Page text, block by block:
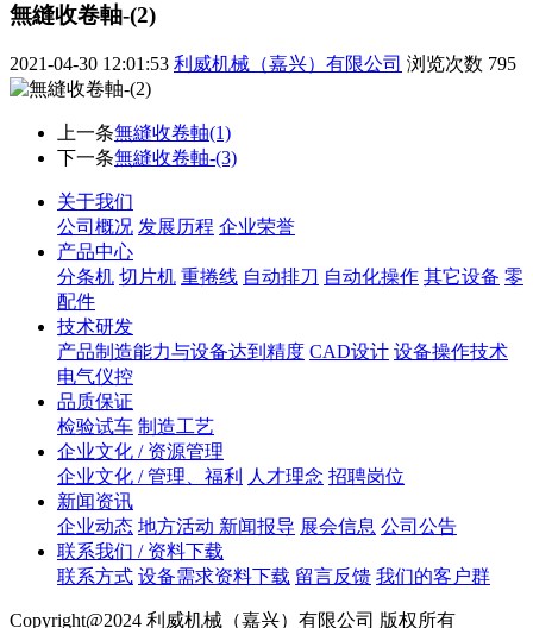
無縫收卷軸-(2)
2021-04-30 12:01:53 利威机械（嘉兴）有限公司 浏览次数 795
上一条無縫收卷軸(1)
下一条無縫收卷軸-(3)
关于我们
公司概况 发展历程 企业荣誉
产品中心
分条机 切片机 重捲线 自动排刀 自动化操作 其它设备 零
配件
技术研发
产品制造能力与设备达到精度 CAD设计 设备操作技术
电气仪控
品质保证
检验试车 制造工艺
企业文化 / 资源管理
企业文化 / 管理、福利
人才理念 招聘岗位
新闻资讯
企业动态 地方活动 新闻报导 展会信息 公司公告
联系我们 / 资料下载
联系方式 设备需求资料下载 留言反馈 我们的客户群
Copyright@2024 利威机械（嘉兴）有限公司 版权所有